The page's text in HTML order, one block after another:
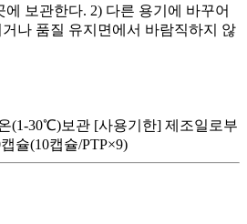
보관한다. 2) 다른 용기에 바꾸어
나 품질 유지면에서 바람직하지 않
(1-30℃)보관 [사용기한] 제조일로부
슐(10캡슐/PTP×9)